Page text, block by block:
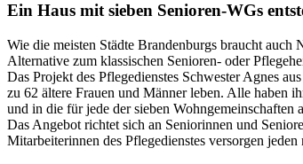
Ein Haus mit sieben Senioren-WGs
Wie die meisten Städte Brandenburgs braucht
Alternative zum klassischen Senioren- oder
Das Projekt des Pflegedienstes Schwester Agnes
zu 62 ältere Frauen und Männer leben. Alle haben
und in die für jede der sieben Wohngemeinschaften
Das Angebot richtet sich an Seniorinnen und
Mitarbeiterinnen des Pflegedienstes versorgen